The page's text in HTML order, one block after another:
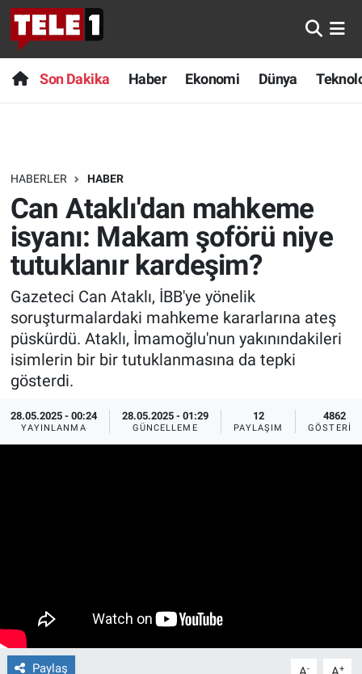
Son Dakika Haber Ekonomi Dünya
HABERLER HABER
Can Ataklı'dan mahkeme
isyanı: Makam şoförü niye
tutuklanır kardeşim?
Gazeteci Can Ataklı, İBB'ye yönelik
soruşturmalardaki mahkeme kararlarına ateş
püskürdü. Ataklı, İmamoğlu'nun yakınındakileri
isimlerin bir bir tutuklanmasına da tepki
gösterdi.
28.05.2025 - 00:24
YAYINLANMA
28.05.2025 - 01:29
GÜNCELLEME
12
PAYLAŞIM
4862
GÖSTERIM
Paylaş - +
Anında Manşet
Başka Sohbetler
Bilim turu
Bilim ve Teknoloji Evreni
Doğa Konuşuyor
Dünya
Ege Saati
Ege'den Esintiler
Eğitim
Son Dakika
Haber
Dünya
Teknoloji
Sağlık
Spor
Yayın Akışı
İletişim
Nöbetçi Eczaneler
Hava Durumu
Trafik Durumu
Süper Lig Puan Durumu ve Fikstür
Tüm Manşetler
Son Dakika Haberleri
Haber Arşivi